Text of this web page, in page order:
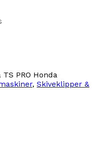
PRO Honda
, Skiveklipper &